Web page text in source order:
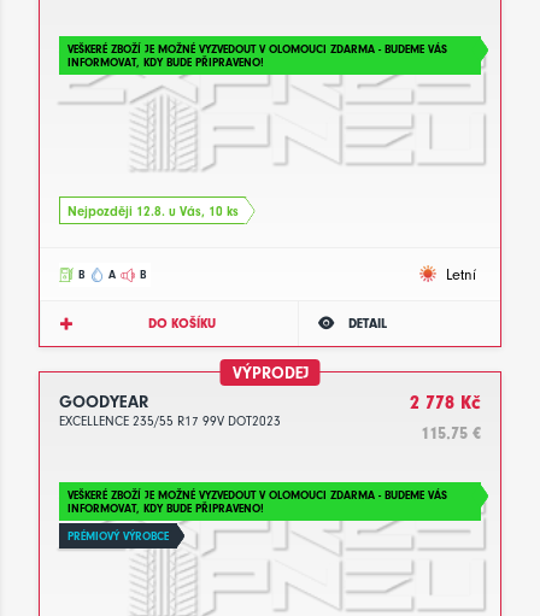
VEŠKERÉ ZBOŽÍ JE MOŽNÉ VYZVEDOUT V OLOMOUCI ZDARMA - BUDEME VÁS
INFORMOVAT, KDY BUDE PŘIPRAVENO!
Nejpozději 12.8. u Vás, 10 ks
B A B Letní
DO KOŠÍKU DETAIL
VÝPRODEJ
GOODYEAR
EXCELLENCE 235/55 R17 99V DOT2023
2 778 Kč
115.75 €
VEŠKERÉ ZBOŽÍ JE MOŽNÉ VYZVEDOUT V OLOMOUCI ZDARMA - BUDEME VÁS
INFORMOVAT, KDY BUDE PŘIPRAVENO!
PRÉMIOVÝ VÝROBCE